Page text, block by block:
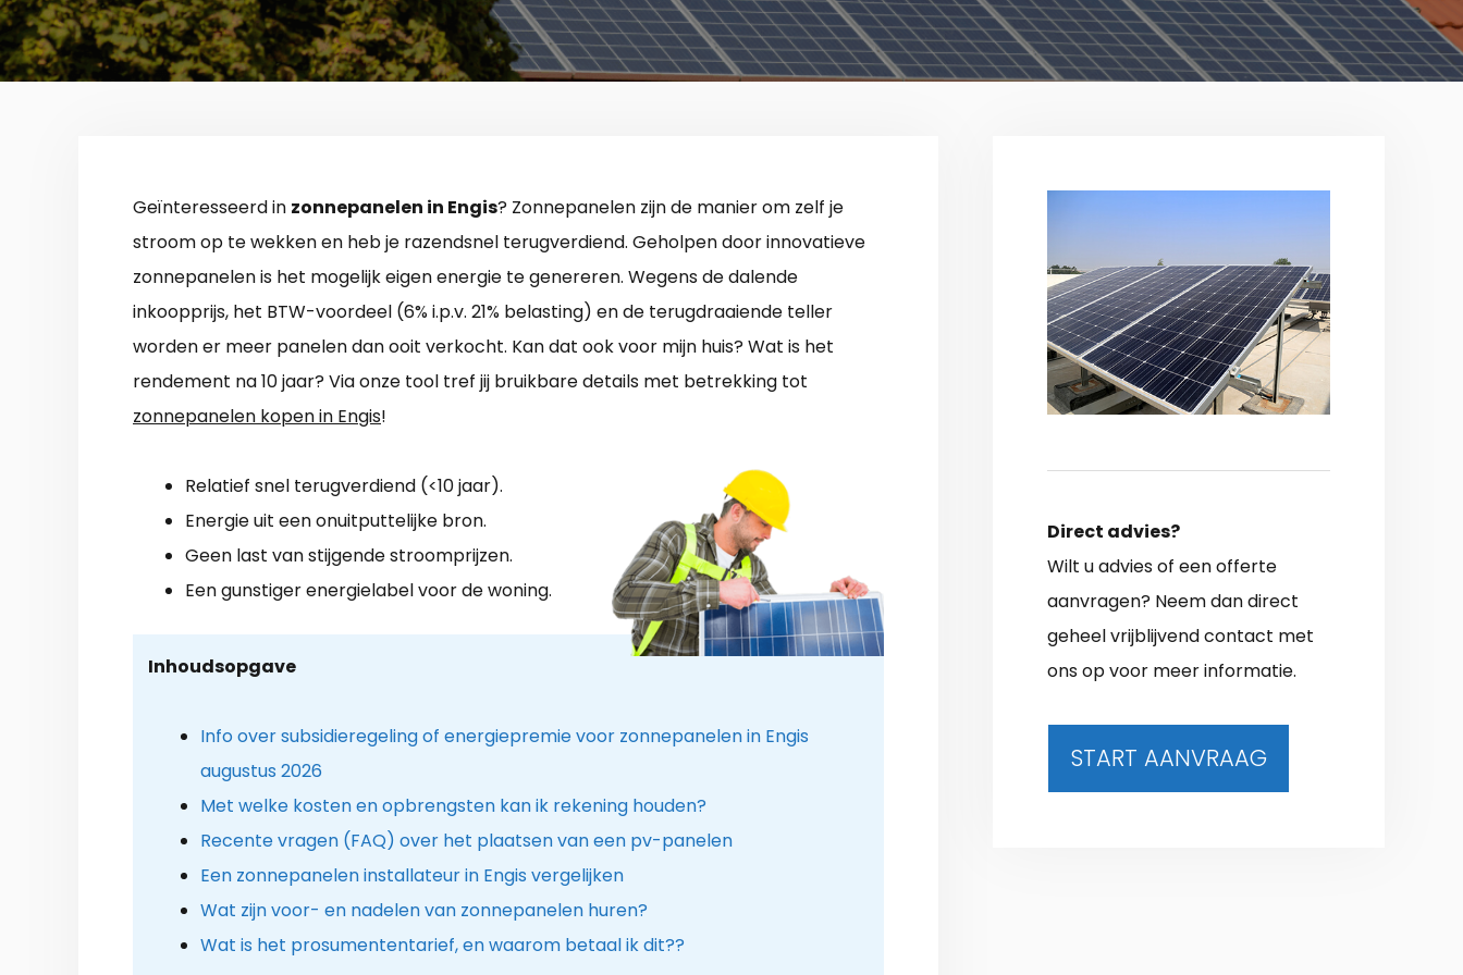
Geïnteresseerd in zonnepanelen in Engis? Zonnepanelen zijn de manier om zelf je
stroom op te wekken en heb je razendsnel terugverdiend. Geholpen door innovatieve
zonnepanelen is het mogelijk eigen energie te genereren. Wegens de dalende
inkoopprijs, het BTW-voordeel (6% i.p.v. 21% belasting) en de terugdraaiende teller
worden er meer panelen dan ooit verkocht. Kan dat ook voor mijn huis? Wat is het
rendement na 10 jaar? Via onze tool tref jij bruikbare details met betrekking tot
zonnepanelen kopen in Engis!
Relatief snel terugverdiend (<10 jaar).
Energie uit een onuitputtelijke bron.
Geen last van stijgende stroomprijzen.
Een gunstiger energielabel voor de woning.
Inhoudsopgave
Info over subsidieregeling of energiepremie voor zonnepanelen in Engis
augustus 2026
Met welke kosten en opbrengsten kan ik rekening houden?
Recente vragen (FAQ) over het plaatsen van een pv-panelen
Een zonnepanelen installateur in Engis vergelijken
Wat zijn voor- en nadelen van zonnepanelen huren?
Wat is het prosumententarief, en waarom betaal ik dit??
Direct advies?
Wilt u advies of een offerte
aanvragen? Neem dan direct
geheel vrijblijvend contact met
ons op voor meer informatie.
START AANVRAAG